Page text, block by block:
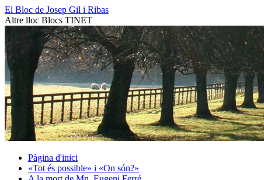
Vés
al
contingut
El Bloc de Josep Gil i Ribas
Altre lloc Blocs TINET
Pàgina d'inici
«Tot és possible» i «On són?»